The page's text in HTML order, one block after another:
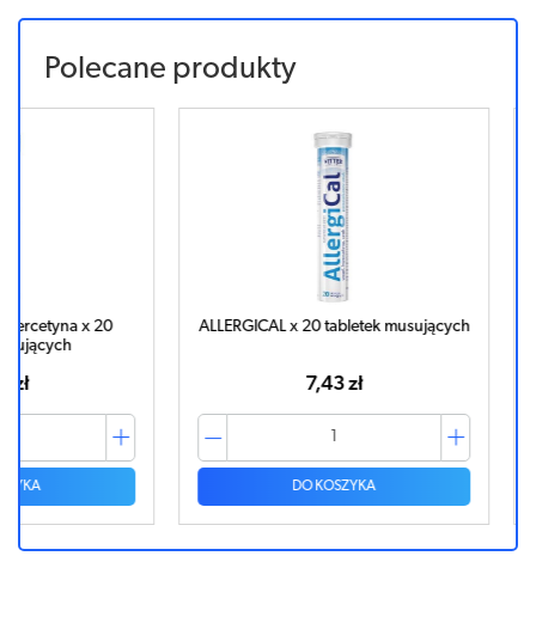
Polecane produkty
x 20 ALLERGICAL x 20 tabletek musujących
DO KOSZYKA